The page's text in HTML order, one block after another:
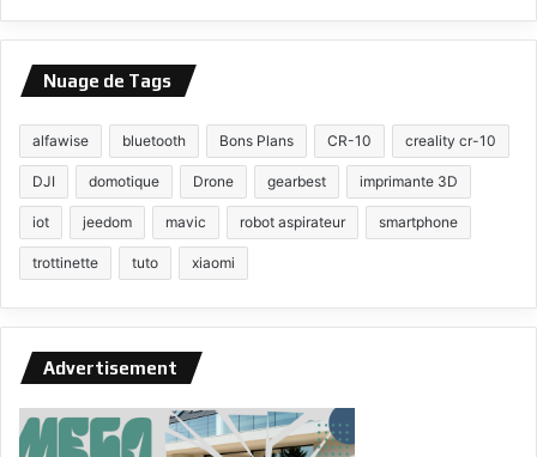
Nuage de Tags
alfawise bluetooth Bons Plans CR-10 creality cr-10
DJI domotique Drone gearbest imprimante 3D
iot jeedom mavic robot aspirateur smartphone
trottinette tuto xiaomi
Advertisement